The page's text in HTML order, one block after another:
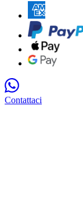
Contattaci